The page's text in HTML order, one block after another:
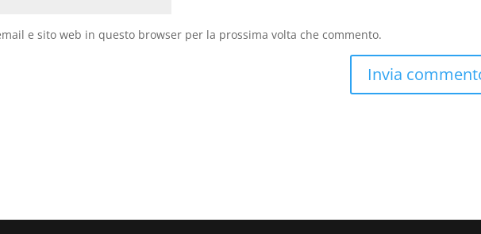
e sito web in questo browser per la prossima volta che commento.